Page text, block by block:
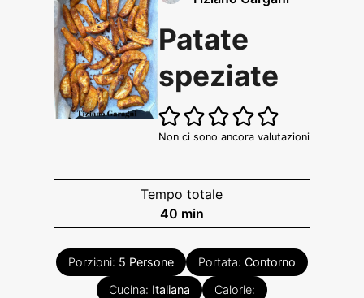
Patate
speziate
Non ci sono ancora valutazioni
Tempo totale
40minuti
min
Porzioni: 5 Persone Portata: Contorno
Cucina: Italiana Calorie: